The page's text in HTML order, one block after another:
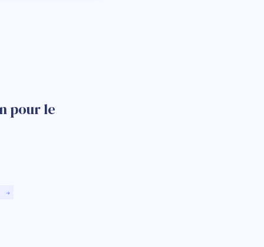
pour le